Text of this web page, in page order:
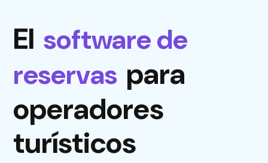
El software de
reservas para
operadores
turísticos